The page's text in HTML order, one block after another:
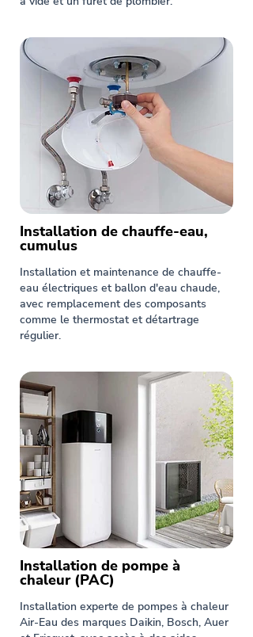
Installation de chauffe-eau,
cumulus
Installation et maintenance de chauffe-
eau électriques et ballon d'eau chaude,
avec remplacement des composants
comme le thermostat et détartrage
régulier.
Installation de pompe à
chaleur (PAC)
Installation experte de pompes à chaleur
Air-Eau des marques Daikin, Bosch, Auer